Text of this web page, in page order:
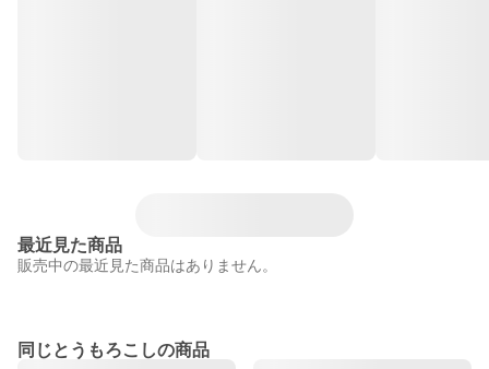
最近見た商品
販売中の最近見た商品はありません。
同じとうもろこしの商品